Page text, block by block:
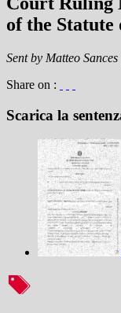
of the
Sent by Matteo Sances
Share on :
Scarica la